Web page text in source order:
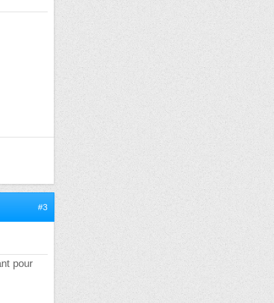
#3
pour